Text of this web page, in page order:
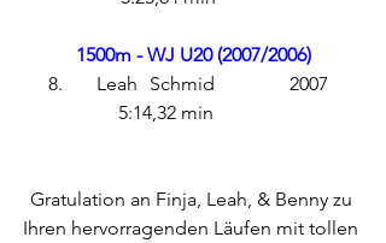
1500m - WJ U20 (2007/2006)
8.	Leah	 Schmid 		2007
Gratulation an Finja, Leah, & Benny zu
Ihren hervorragenden Läufen mit tollen